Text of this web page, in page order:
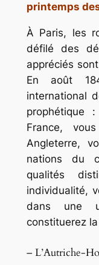
printemps
À Paris, les
défilé des
appréciés
En août
international
prophétique :
France,
Angleterre,
nations du
qualités
individualité,
dans une
constituerez
– L’Autriche-